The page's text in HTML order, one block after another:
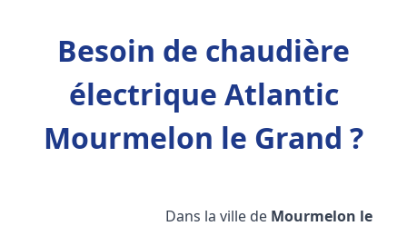
Besoin de chaudière
électrique Atlantic
Mourmelon le Grand ?
Dans la ville de Mourmelon le